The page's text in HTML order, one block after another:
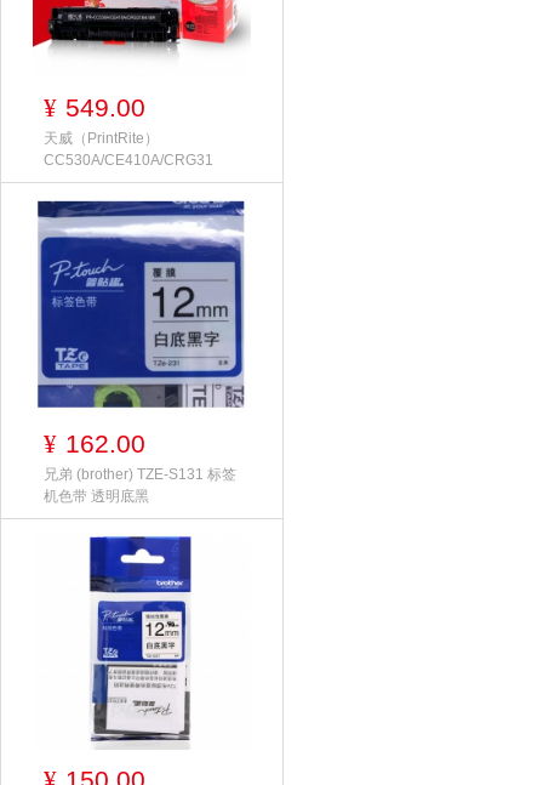
¥ 549.00
天威（PrintRite）
CC530A/CE410A/CRG31
¥ 162.00
兄弟 (brother) TZE-S131 标签
机色带 透明底黑